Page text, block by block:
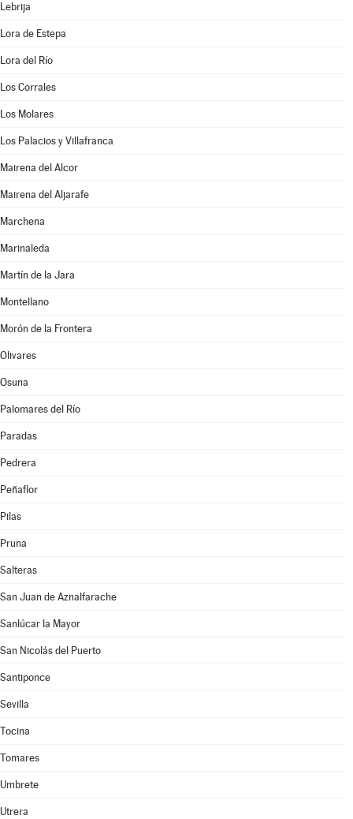
Lebrija
Lora de Estepa
Lora del Río
Los Corrales
Los Molares
Los Palacios y Villafranca
Mairena del Alcor
Mairena del Aljarafe
Marchena
Marinaleda
Martín de la Jara
Montellano
Morón de la Frontera
Olivares
Osuna
Palomares del Río
Paradas
Pedrera
Peñaflor
Pilas
Pruna
Salteras
San Juan de Aznalfarache
Sanlúcar la Mayor
San Nicolás del Puerto
Santiponce
Sevilla
Tocina
Tomares
Umbrete
Utrera